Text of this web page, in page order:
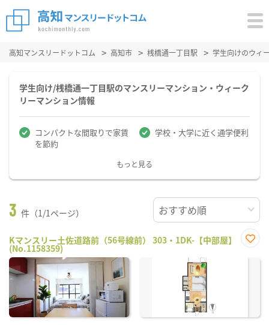
高知マンスリードットコム 高知市 桟橋通一丁目駅 学生向けのウィ
学生向け/桟橋通一丁目駅のマンスリーマンション・ウィーク
リーマンション情報
コンパクトな間取りで家賃
を節約
学校・大学に近く通学便利
もっと見る
3 件（1/1ページ）
Kマンスリー土佐道路前（56号線前） 303・1DK-【中部屋】
(No.1158359)
に入